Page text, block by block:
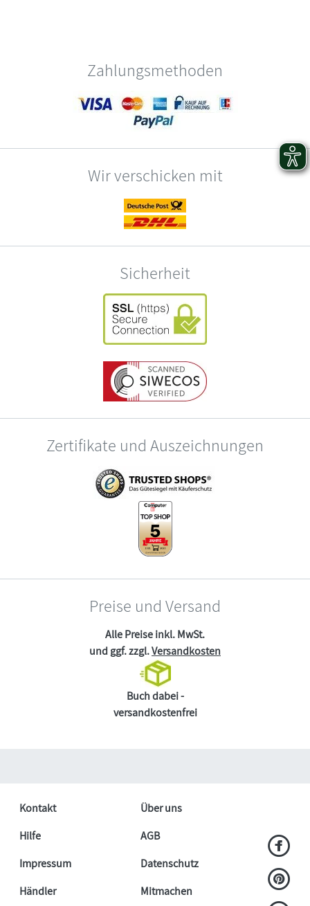
Zahlungsmethoden
Wir verschicken mit
Sicherheit
Zertifikate und Auszeichnungen
Preise und Versand
Alle Preise inkl. MwSt.
und ggf. zzgl.Versandkosten
Buch dabei -
versandkostenfrei
Kontakt
Über uns
Hilfe
AGB
Impressum
Datenschutz
Händler
Mitmachen